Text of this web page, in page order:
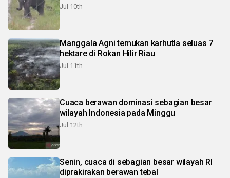
Jul 10th
Manggala Agni temukan karhutla seluas 7
hektare di Rokan Hilir Riau
Jul 11th
Cuaca berawan dominasi sebagian besar
wilayah Indonesia pada Minggu
Jul 12th
Senin, cuaca di sebagian besar wilayah RI
diprakirakan berawan tebal